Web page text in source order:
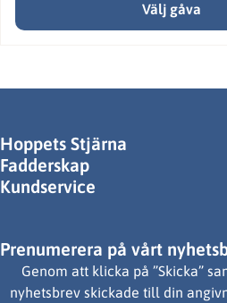
Välj gåva
Hoppets Stjärna
Fadderskap
Kundservice
Prenumerera på vårt
Genom att klicka på ”Skicka”
nyhetsbrev skickade till din